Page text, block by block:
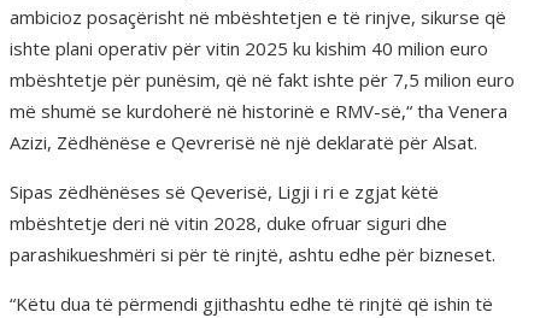
ambicioz posaçërisht në mbështetjen e të rinjve, sikurse që
ishte plani operativ për vitin 2025 ku kishim 40 milion euro
mbështetje për punësim, që në fakt ishte për 7,5 milion euro
më shumë se kurdoherë në historinë e RMV-së,“ tha Venera
Azizi, Zëdhënëse e Qevrerisë në një deklaratë për Alsat.
Sipas zëdhënëses së Qeverisë, Ligji i ri e zgjat këtë
mbështetje deri në vitin 2028, duke ofruar siguri dhe
parashikueshmëri si për të rinjtë, ashtu edhe për bizneset.
“Këtu dua të përmendi gjithashtu edhe të rinjtë që ishin të